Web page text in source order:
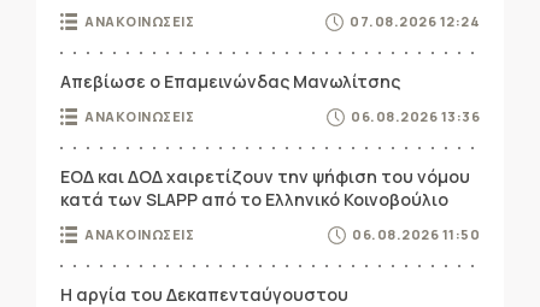
ΑΝΑΚΟΙΝΩΣΕΙΣ 07.08.2026 12:24
Απεβίωσε ο Επαμεινώνδας Μανωλίτσης
ΑΝΑΚΟΙΝΩΣΕΙΣ 06.08.2026 13:36
ΕΟΔ και ΔΟΔ χαιρετίζουν την ψήφιση του νόμου
κατά των SLAPP από το Ελληνικό Κοινοβούλιο
ΑΝΑΚΟΙΝΩΣΕΙΣ 06.08.2026 11:50
Η αργία του Δεκαπενταύγουστου